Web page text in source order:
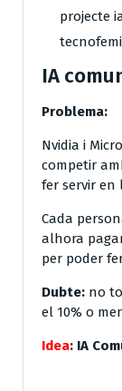
projecte
IA
Problema:
Nvidia i
competir
fer servir en
Cada
alhora
per poder
Dubte: no
el 10% o
Idea: IA